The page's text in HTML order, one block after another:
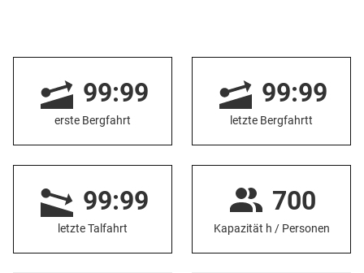
99:99
erste Bergfahrt
99:99
letzte Bergfahrtt
99:99
letzte Talfahrt
700
Kapazität h / Personen